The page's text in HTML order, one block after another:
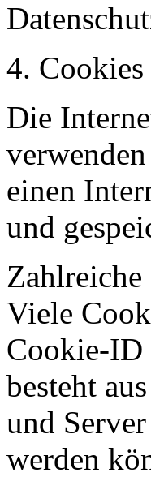
4. Cookies
Die
einen
und
Zahlreiche
Viele
Cookie-ID
besteht
und
werden